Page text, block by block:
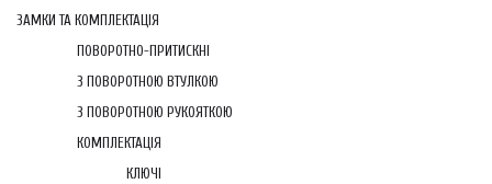
ЗАМКИ ТА КОМПЛЕКТАЦІЯ
ПОВОРОТНО-ПРИТИСКНІ
З ПОВОРОТНОЮ ВТУЛКОЮ
З ПОВОРОТНОЮ РУКОЯТКОЮ
КОМПЛЕКТАЦІЯ
КЛЮЧІ